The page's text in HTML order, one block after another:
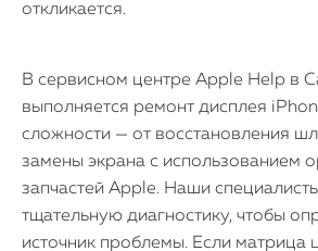
откликается.
В сервисном центре Apple Help в
выполняется ремонт дисплея
сложности — от восстановления
замены экрана с использованием
запчастей Apple. Наши
тщательную диагностику, чтобы
источник проблемы. Если матрица